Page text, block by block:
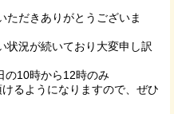
ただきありがとうございま
状況が続いており大変申し訳
の10時から12時のみ
るようになりますので、ぜひ